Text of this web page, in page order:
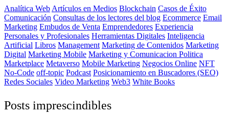
Analítica Web Artículos en Medios Blockchain Casos de Éxito
Comunicación Consultas de los lectores del blog Ecommerce Email
Marketing Embudos de Venta Emprendedores Experiencia
Personales y Profesionales Herramientas Digitales Inteligencia
Artificial Libros Management Marketing de Contenidos Marketing
Digital Marketing Mobile Marketing y Comunicacion Politica
Marketplace Metaverso Mobile Marketing Negocios Online NFT
No-Code off-topic Podcast Posicionamiento en Buscadores (SEO)
Redes Sociales Video Marketing Web3 White Books
Posts imprescindibles